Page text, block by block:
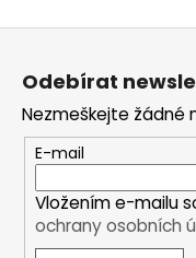
Odebírat
Nezmeškejte žádné
E-mail
Vložením e-mailu
ochrany osobních